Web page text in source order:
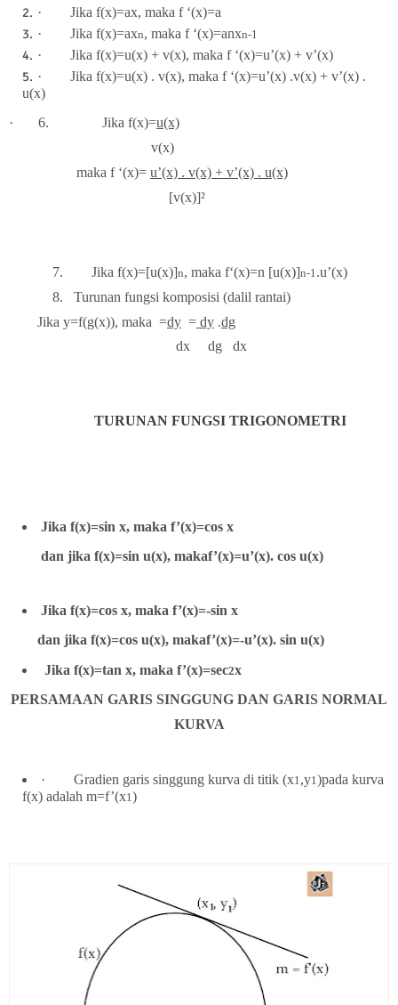
·
Jika f(x)=ax, maka f ‘(x)=a
·
Jika f(x)=axn, maka f ‘(x)=anxn-1
·
Jika f(x)=u(x) + v(x), maka f ‘(x)=u’(x) + v’(x)
·
Jika f(x)=u(x) . v(x), maka f ‘(x)=u’(x) .v(x) + v’(x) .
u(x)
·
6. Jika f(x)=u(x)
v(x)
maka f ‘(x)= u’(x) . v(x) + v’(x) . u(x)
7. Jika f(x)=[u(x)]n, maka f‘(x)=n [u(x)]n-1.u’(x)
8. Turunan fungsi komposisi (dalil rantai)
y=f(g(x)), maka =dy = dy .dg
dx dg dx
TURUNAN FUNGSI TRIGONOMETRI
Jika f(x)=sin x, maka f’(x)=cos x
dan jika f(x)=sin u(x), makaf’(x)=u’(x). cos u(x)
Jika f(x)=cos x, maka f’(x)=-sin x
dan jika f(x)=cos u(x), makaf’(x)=-u’(x). sin u(x)
Jika f(x)=tan x, maka f’(x)=sec2x
PERSAMAAN GARIS SINGGUNG DAN GARIS NORMAL
KURVA
· Gradien garis singgung kurva di titik (x1,y1)pada kurva
f(x) adalah m=f’(x1)